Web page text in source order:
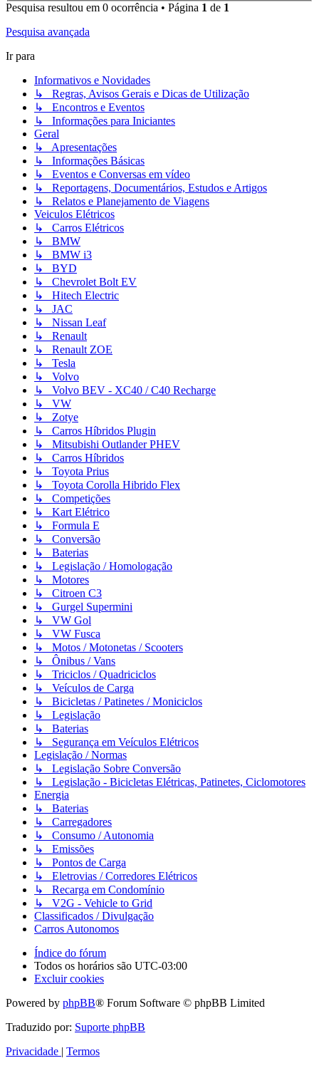
Pesquisa resultou em 0 ocorrência • Página 1 de 1
Pesquisa avançada
Ir para
Informativos e Novidades
↳ Regras, Avisos Gerais e Dicas de Utilização
↳ Encontros e Eventos
↳ Informações para Iniciantes
Geral
↳ Apresentações
↳ Informações Básicas
↳ Eventos e Conversas em vídeo
↳ Reportagens, Documentários, Estudos e Artigos
↳ Relatos e Planejamento de Viagens
Veiculos Elétricos
↳ Carros Elétricos
↳ BMW
↳ BMW i3
↳ BYD
↳ Chevrolet Bolt EV
↳ Hitech Electric
↳ JAC
↳ Nissan Leaf
↳ Renault
↳ Renault ZOE
↳ Tesla
↳ Volvo
↳ Volvo BEV - XC40 / C40 Recharge
↳ VW
↳ Zotye
↳ Carros Híbridos Plugin
↳ Mitsubishi Outlander PHEV
↳ Carros Híbridos
↳ Toyota Prius
↳ Toyota Corolla Hibrido Flex
↳ Competições
↳ Kart Elétrico
↳ Formula E
↳ Conversão
↳ Baterias
↳ Legislação / Homologação
↳ Motores
↳ Citroen C3
↳ Gurgel Supermini
↳ VW Gol
↳ VW Fusca
↳ Motos / Motonetas / Scooters
↳ Ônibus / Vans
↳ Triciclos / Quadriciclos
↳ Veículos de Carga
↳ Bicicletas / Patinetes / Moniciclos
↳ Legislação
↳ Baterias
↳ Segurança em Veículos Elétricos
Legislação / Normas
↳ Legislação Sobre Conversão
↳ Legislação - Bicicletas Elétricas, Patinetes, Ciclomotores
Energia
↳ Baterias
↳ Carregadores
↳ Consumo / Autonomia
↳ Emissões
↳ Pontos de Carga
↳ Eletrovias / Corredores Elétricos
↳ Recarga em Condomínio
↳ V2G - Vehicle to Grid
Classificados / Divulgação
Carros Autonomos
Índice do fórum
Todos os horários são UTC-03:00
Excluir cookies
Powered by phpBB® Forum Software © phpBB Limited
Traduzido por: Suporte phpBB
Privacidade | Termos